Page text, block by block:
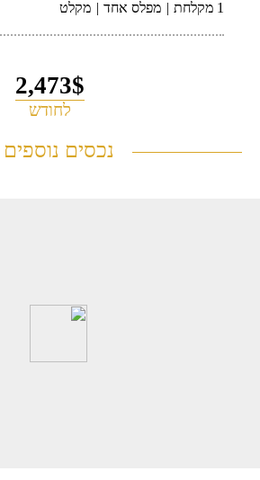
1 מקלחת מפלס אחד מקלט
2,473$
לחודש
נכסים נוספים